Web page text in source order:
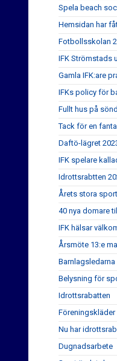
Spela beach
Hemsidan har
Fotbollsskolan
IFK Strömstads
Gamla IFK:are
IFKs policy för
Fullt hus på
Tack för en
Daftö-lägret
IFK spelare
Idrottsrabtten
Årets stora
40 nya domare
IFK hälsar
Årsmöte 13:e
Belysning för
Idrottsrabatten
Nu har
Dugnadsarbete